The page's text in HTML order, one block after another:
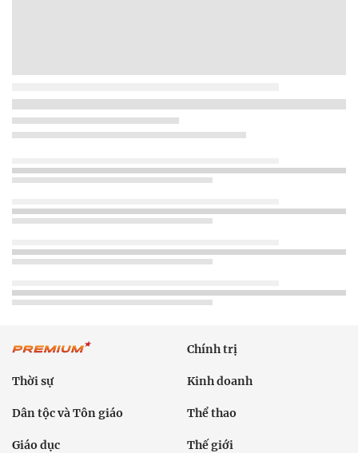
Chính trị
Thời sự Kinh doanh
Dân tộc và Tôn giáo Thể thao
Giáo dục Thế giới